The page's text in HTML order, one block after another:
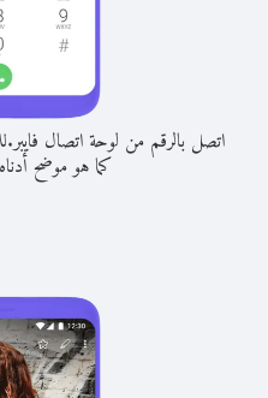
اتصل بالرقم من لوحة اتصال فايبر.
كما هو موضح